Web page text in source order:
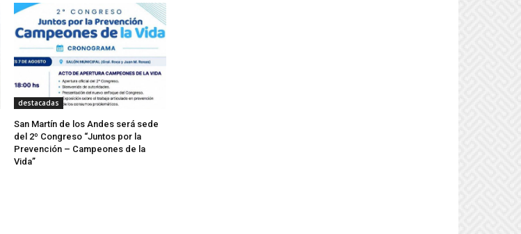
destacadas
San Martín de los Andes será sede
del 2º Congreso “Juntos por la
Prevención – Campeones de la
Vida”